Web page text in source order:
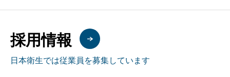
採用情報
日本衛生では従業員を募集しています